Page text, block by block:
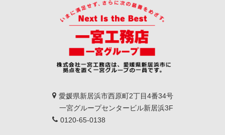
愛媛県新居浜市西原町2丁目4番34号
一宮グループセンタービル新居浜3F
0120-65-0138